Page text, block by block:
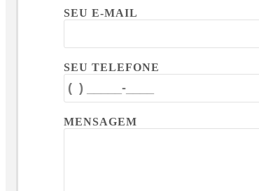
SEU E-MAIL
SEU TELEFONE
MENSAGEM